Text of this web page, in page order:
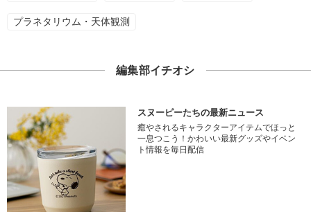
プラネタリウム・天体観測
編集部イチオシ
スヌーピーたちの最新ニュース
癒やされるキャラクターアイテムでほっと
一息つこう！かわいい最新グッズやイベン
ト情報を毎日配信